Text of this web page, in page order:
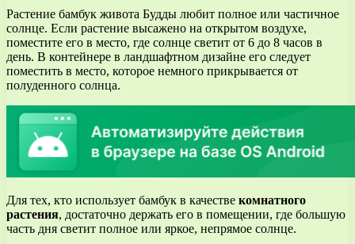
Растение бамбук живота Будды любит полное или частичное
солнце. Если растение высажено на открытом воздухе,
поместите его в место, где солнце светит от 6 до 8 часов в
день. В контейнере в ландшафтном дизайне его следует
поместить в место, которое немного прикрывается от
полуденного солнца.
Для тех, кто использует бамбук в качестве комнатного
растения, достаточно держать его в помещении, где большую
часть дня светит полное или яркое, непрямое солнце.